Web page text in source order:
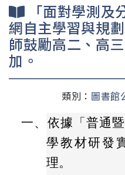
「面對學測及
網自主學習與規
師鼓勵高二、高
加。
類別： 圖書館
一、 依據「普通
學教材研發
理。